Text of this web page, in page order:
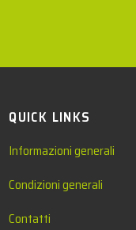
QUICK LINKS
Informazioni generali
Condizioni generali
Contatti